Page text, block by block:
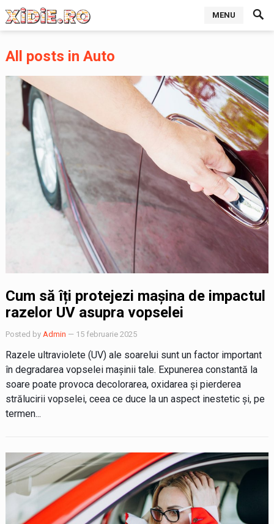
MENU
All posts in Auto
Cum să îți protejezi mașina de impactul
razelor UV asupra vopselei
Posted by Admin — 15 februarie 2025
Razele ultraviolete (UV) ale soarelui sunt un factor important
în degradarea vopselei mașinii tale. Expunerea constantă la
soare poate provoca decolorarea, oxidarea și pierderea
strălucirii vopselei, ceea ce duce la un aspect inestetic și, pe
termen...